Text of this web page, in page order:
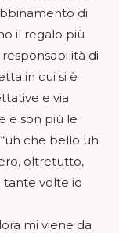
di
il regalo più
di
in cui si è
e via
e son più le
che bello uh
oltretutto,
tante volte io
mi viene da